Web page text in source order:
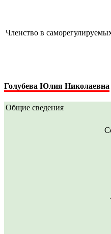
Членство в
Голубева Юлия Николаевна
Общие сведения